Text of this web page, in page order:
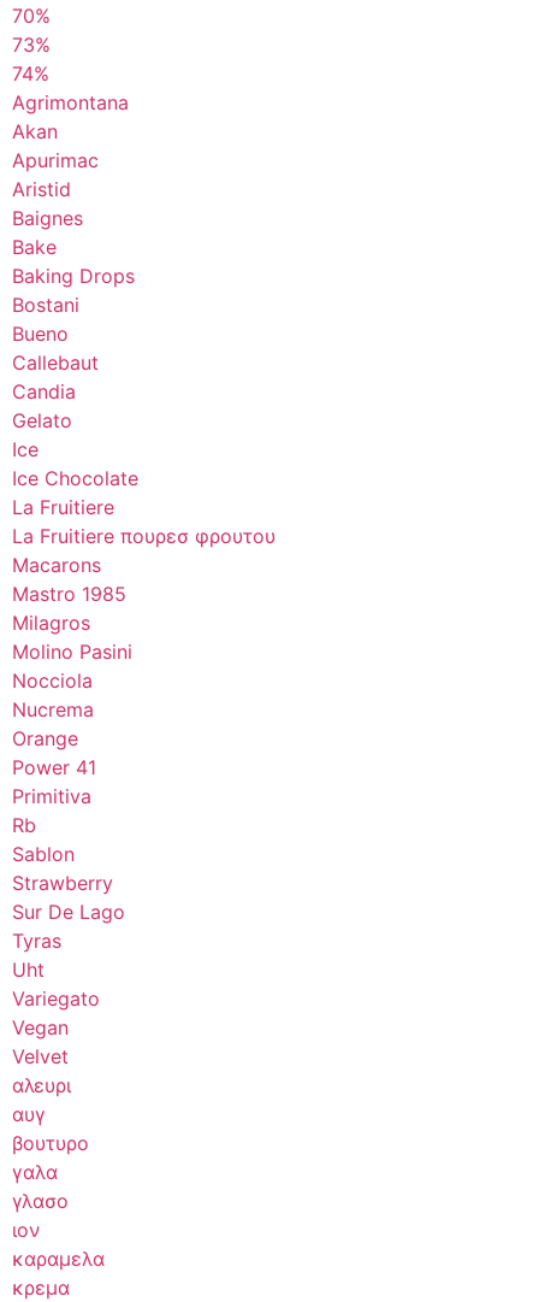
70%
73%
74%
Agrimontana
Akan
Apurimac
Aristid
Baignes
Bake
Baking Drops
Bostani
Bueno
Callebaut
Candia
Gelato
Ice
Ice Chocolate
La Fruitiere
La Fruitiere πουρεσ φρουτου
Macarons
Mastro 1985
Milagros
Molino Pasini
Nocciola
Nucrema
Orange
Power 41
Primitiva
Rb
Sablon
Strawberry
Sur De Lago
Tyras
Uht
Variegato
Vegan
Velvet
αλευρι
αυγ
βουτυρο
γαλα
γλασο
ιον
καραμελα
κρεμα